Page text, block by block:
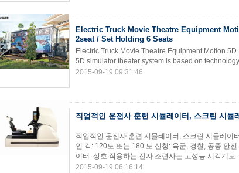
Electric Truck Movie Theatre Equipment
2seat / Set Holding 6 Seats
Electric Truck Movie Theatre Equipment Motion
5D simulator theater system is based on
2015-09-19 09:31:46
직업적인 운전사 훈련 시뮬레이터, 스크린 시뮬
직업적인 운전사 훈련 시뮬레이터, 스크린 시뮬레이
인 각: 120도 또는 180 도 신청: 육군, 경찰, 공중 안
이터. 상호 작용하는 전자 조련사는 고성능 시각계로
2015-09-19 06:16:14